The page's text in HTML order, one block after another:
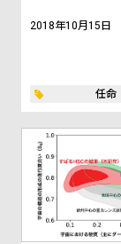
2018年10月15日
任命